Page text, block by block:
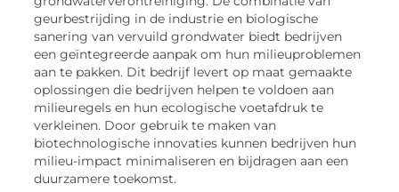
geurbestrijding in de industrie en biologische
sanering van vervuild grondwater biedt bedrijven
een geïntegreerde aanpak om hun milieuproblemen
aan te pakken. Dit bedrijf levert op maat gemaakte
oplossingen die bedrijven helpen te voldoen aan
milieuregels en hun ecologische voetafdruk te
verkleinen. Door gebruik te maken van
biotechnologische innovaties kunnen bedrijven hun
milieu-impact minimaliseren en bijdragen aan een
duurzamere toekomst.